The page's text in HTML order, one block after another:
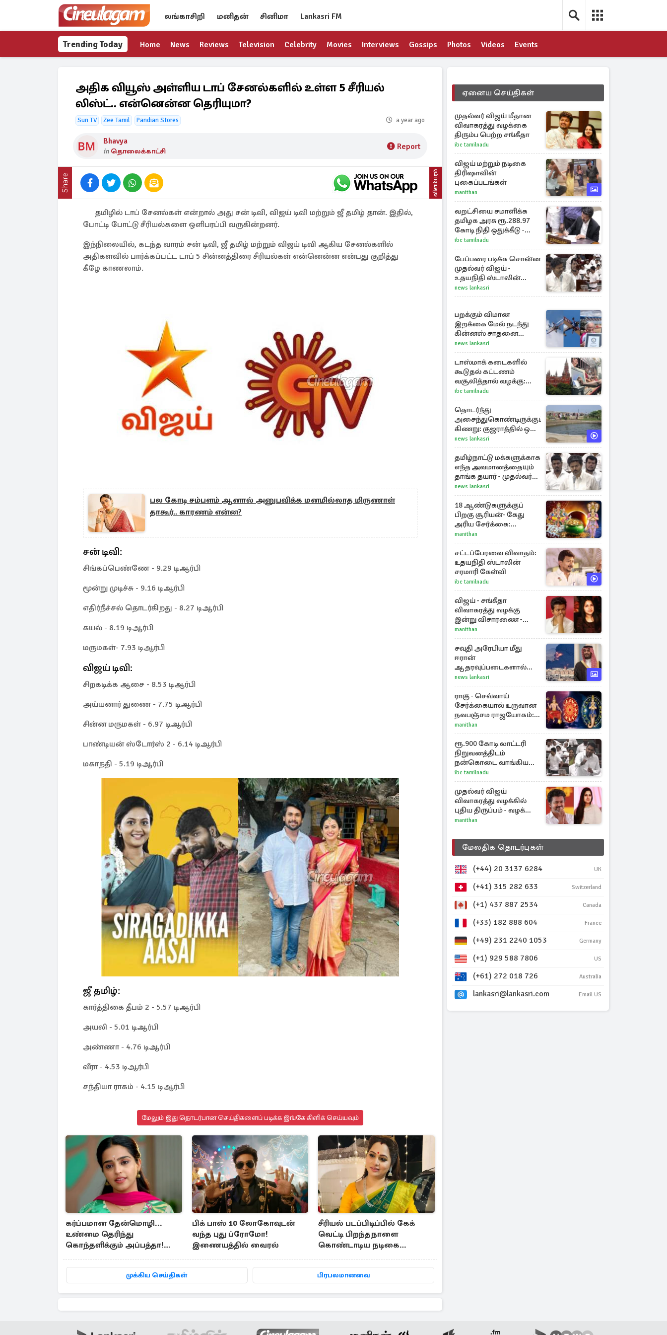
லங்காசிறி மனிதன் சினிமா Lankasri FM
Trending Today Home News Reviews Television Celebrity Movies Interviews Gossips Photos Videos Events
அதிக வியூஸ் அள்ளிய டாப் சேனல்களில் உள்ள 5 சீரியல்
லிஸ்ட்.. என்னென்ன தெரியுமா?
Sun TV Zee Tamil Pandian Stores a year ago
Bhavya
in தொலைக்காட்சி Report
Share விளம்பரம்
தமிழில் டாப் சேனல்கள் என்றால் அது சன் டிவி, விஜய் டிவி மற்றும் ஜீ தமிழ் தான். இதில்,
போட்டி போட்டு சீரியல்களை ஒளிபரப்பி வருகின்றனர்.
இந்நிலையில், கடந்த வாரம் சன் டிவி, ஜீ தமிழ் மற்றும் விஜய் டிவி ஆகிய சேனல்களில்
அதிகளவில் பார்க்கப்பட்ட டாப் 5 சின்னத்திரை சீரியல்கள் என்னென்ன என்பது குறித்து
கீழே காணலாம்.
பல கோடி சம்பளம் ஆனால் அனுபவிக்க மனமில்லாத மிருணாள்
தாகூர்.. காரணம் என்ன?
சன் டிவி:
சிங்கப்பெண்ணே - 9.29 டிஆர்பி
மூன்று முடிச்சு - 9.16 டிஆர்பி
எதிர்நீச்சல் தொடர்கிறது - 8.27 டிஆர்பி
கயல் - 8.19 டிஆர்பி
மருமகள்- 7.93 டிஆர்பி
விஜய் டிவி:
சிறகடிக்க ஆசை - 8.53 டிஆர்பி
அய்யனார் துணை - 7.75 டிஆர்பி
சின்ன மருமகள் - 6.97 டிஆர்பி
பாண்டியன் ஸ்டோர்ஸ் 2 - 6.14 டிஆர்பி
மகாநதி - 5.19 டிஆர்பி
ஜீ தமிழ்:
கார்த்திகை தீபம் 2 - 5.57 டிஆர்பி
அயலி - 5.01 டிஆர்பி
அண்ணா - 4.76 டிஆர்பி
வீரா - 4.53 டிஆர்பி
சந்தியா ராகம் - 4.15 டிஆர்பி
மேலும் இது தொடர்பான செய்திகளைப் படிக்க இங்கே கிளிக் செய்யவும்
கர்ப்பமான தேன்மொழி...
உண்மை தெரிந்து
கொந்தளிக்கும் அப்பத்தா!
வரவழைத்த அதிரடி
பிக் பாஸ் 10 லோகோவுடன்
வந்த புது ப்ரோமோ!
இணையத்தில் வைரல்
சீரியல் படப்பிடிப்பில் கேக்
வெட்டி பிறந்தநாளை
கொண்டாடிய நடிகை
முக்கிய செய்திகள் பிரபலமானவை
ஏனைய செய்திகள்
முதல்வர் விஜய் மீதான
விவாகரத்து வழக்கை
திரும்ப பெற்ற சங்கீதா
ibc tamilnadu
விஜய் மற்றும் நடிகை
திரிஷாவின்
புகைப்படங்கள்
manithan
வறட்சியை சமாளிக்க
தமிழக அரசு ரூ.288.97
கோடி நிதி ஒதுக்கீடு -
வெளியான அரசாணை
ibc tamilnadu
பேப்பரை படிக்க சொன்ன
முதல்வர் விஜய் -
உதயநிதி ஸ்டாலின்
கொடுத்த பதிலடி
news lankasri
பறக்கும் விமான
இறக்கை மேல் நடந்து
கின்னஸ் சாதனை
படைத்த 97 வயது
மூதாட்டி
news lankasri
டாஸ்மாக் கடைகளில்
கூடுதல் கட்டணம்
வசூலித்தால் வழக்கு:
சென்னை
உயர்நீதிமன்றம் உத்தரவு
ibc tamilnadu
தொடர்ந்து
அசைந்துகொண்டிருக்கும்
கிணறு: குஜராத்தில் ஒரு
சுவாரஸ்ய நிகழ்வு
news lankasri
தமிழ்நாட்டு மக்களுக்காக
எந்த அவமானத்தையும்
தாங்க தயார் - முதல்வர்
விஜய்
news lankasri
18 ஆண்டுகளுக்குப்
பிறகு சூரியன்- கேது
அரிய சேர்க்கை:
அதிர்ஷ்டம் பெறும் 3
ராசிகள்!
manithan
சட்டப்பேரவை விவாதம்:
உதயநிதி ஸ்டாலின்
சரமாரி கேள்வி
ibc tamilnadu
விஜய் - சங்கீதா
விவாகரத்து வழக்கு
இன்று விசாரணை -
காணொளி மூலம்
ஆஜராக வாய்ப்பு
manithan
சவுதி அரேபியா மீது
ஈரான்
ஆதரவுப்படைகளால்
இருமுனைத் தாக்குதல்:
நெருக்கடியில் மத்திய
கிழக்கு
news lankasri
ராகு - செவ்வாய்
சேர்க்கையால் உருவான
நவபஞ்சம ராஜயோகம்:
அதிர்ஷ்டம் பெறும் 3
ராசிகள்!
manithan
ரூ.900 கோடி லாட்டரி
நிறுவனத்திடம்
நன்கொடை வாங்கியது
ஏன்? உதயநிதி - ஆதவ்
விவாதம்
ibc tamilnadu
முதல்வர் விஜய்
விவாகரத்து வழக்கில்
புதிய திருப்பம் - வழக்கை
வாபஸ் பெற்ற சங்கீதா!
manithan
மேலதிக தொடர்புகள்
(+44) 20 3137 6284 UK
(+41) 315 282 633 Switzerland
(+1) 437 887 2534 Canada
(+33) 182 888 604 France
(+49) 231 2240 1053 Germany
(+1) 929 588 7806 US
(+61) 272 018 726 Australia
lankasri@lankasri.com Email US